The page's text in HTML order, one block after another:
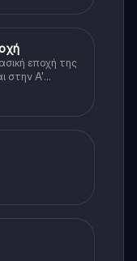
εποχή της
στην Α'